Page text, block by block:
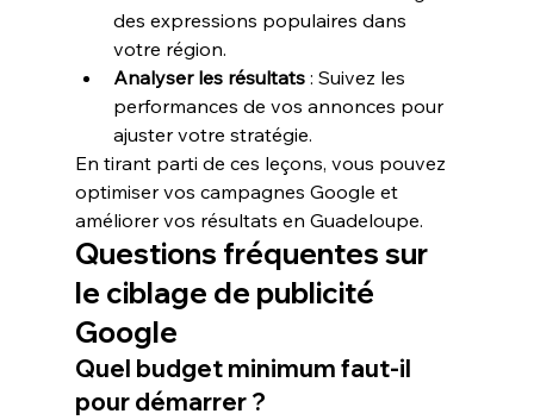
des expressions populaires dans
votre région.
Analyser les résultats : Suivez les
performances de vos annonces pour
ajuster votre stratégie.
En tirant parti de ces leçons, vous pouvez
optimiser vos campagnes Google et
améliorer vos résultats en Guadeloupe.
Questions fréquentes sur
le ciblage de publicité
Google
Quel budget minimum faut-il
pour démarrer ?